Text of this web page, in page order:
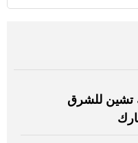
تشين للشرق